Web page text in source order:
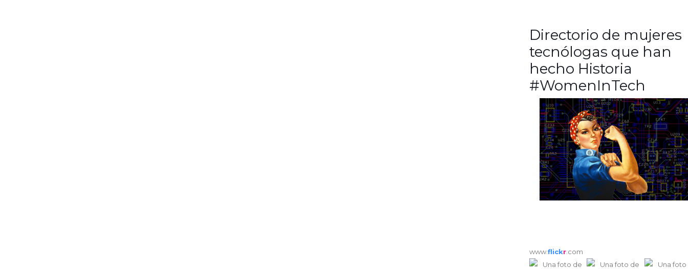
Directorio de mujeres
tecnólogas que han
hecho Historia
#WomenInTech
www.flickr .com